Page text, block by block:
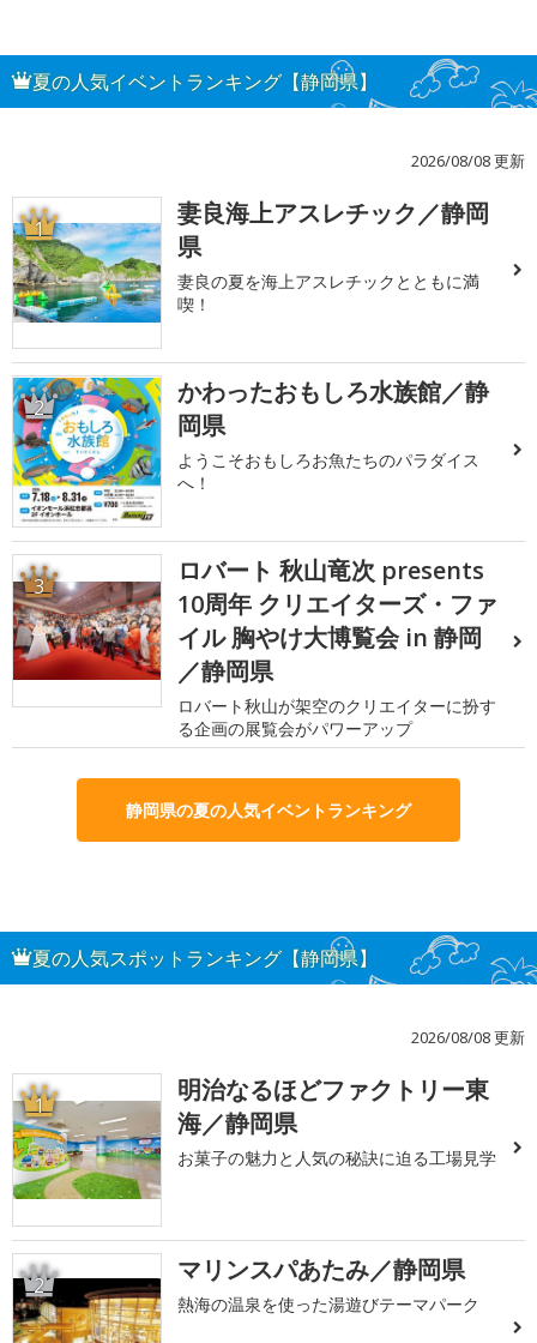
夏の人気イベントランキング【静岡県】
2026/08/08 更新
1
妻良海上アスレチック／静岡
県
妻良の夏を海上アスレチックとともに満
喫！
2
かわったおもしろ水族館／静
岡県
ようこそおもしろお魚たちのパラダイス
へ！
3
ロバート 秋山竜次 presents
10周年 クリエイターズ・ファ
イル 胸やけ大博覧会 in 静岡
／静岡県
ロバート秋山が架空のクリエイターに扮す
る企画の展覧会がパワーアップ
静岡県の夏の人気イベントランキング
夏の人気スポットランキング【静岡県】
2026/08/08 更新
1
明治なるほどファクトリー東
海／静岡県
お菓子の魅力と人気の秘訣に迫る工場見学
2 マリンスパあたみ／静岡県
熱海の温泉を使った湯遊びテーマパーク